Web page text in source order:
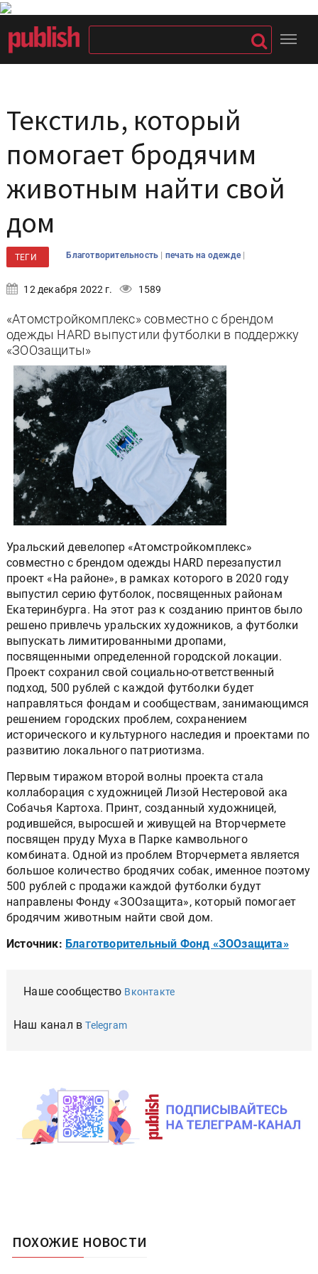
Текстиль, который
помогает бродячим
животным найти свой
дом
ТЕГИ Благотворительность | печать на одежде |
12 декабря 2022 г. 1589
«Атомстройкомплекс» совместно с брендом
одежды HARD выпустили футболки в поддержку
«ЗООзащиты»
Уральский девелопер «Атомстройкомплекс»
совместно с брендом одежды HARD перезапустил
проект «На районе», в рамках которого в 2020 году
выпустил серию футболок, посвященных районам
Екатеринбурга. На этот раз к созданию принтов было
решено привлечь уральских художников, а футболки
выпускать лимитированными дропами,
посвященными определенной городской локации.
Проект сохранил свой социально-ответственный
подход, 500 рублей с каждой футболки будет
направляться фондам и сообществам, занимающимся
решением городских проблем, сохранением
исторического и культурного наследия и проектами по
развитию локального патриотизма.
Первым тиражом второй волны проекта стала
коллаборация с художницей Лизой Нестеровой ака
Собачья Картоха. Принт, созданный художницей,
родившейся, выросшей и живущей на Вторчермете
посвящен пруду Муха в Парке камвольного
комбината. Одной из проблем Вторчермета является
большое количество бродячих собак, именное поэтому
500 рублей с продажи каждой футболки будут
направлены Фонду «ЗООзащита», который помогает
бродячим животным найти свой дом.
Источник: Благотворительный Фонд «ЗООзащита»
Наше сообщество Вконтакте
Наш канал вTelegram
ПОХОЖИЕ НОВОСТИ